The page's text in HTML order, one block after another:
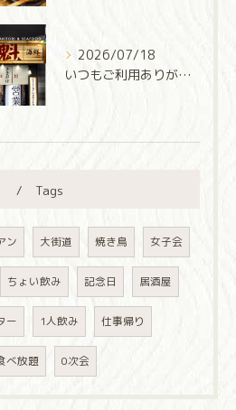
2026/07/18
いつもご利用ありがとうございます✨
Tags
ン 大街道 焼き鳥 女子会
ちょい飲み 記念日 居酒屋
ー 1人飲み 仕事帰り
べ放題 0次会